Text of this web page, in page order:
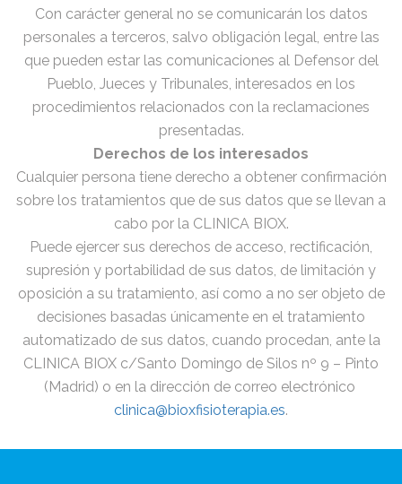
Con carácter general no se comunicarán los datos
personales a terceros, salvo obligación legal, entre las
que pueden estar las comunicaciones al Defensor del
Pueblo, Jueces y Tribunales, interesados en los
procedimientos relacionados con la reclamaciones
presentadas.
Derechos de los interesados
Cualquier persona tiene derecho a obtener confirmación
sobre los tratamientos que de sus datos que se llevan a
cabo por la CLINICA BIOX.
Puede ejercer sus derechos de acceso, rectificación,
supresión y portabilidad de sus datos, de limitación y
oposición a su tratamiento, así como a no ser objeto de
decisiones basadas únicamente en el tratamiento
automatizado de sus datos, cuando procedan, ante la
CLINICA BIOX c/Santo Domingo de Silos nº 9 – Pinto
(Madrid) o en la dirección de correo electrónico
clinica@bioxfisioterapia.es.